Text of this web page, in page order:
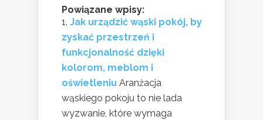
Powiązane wpisy:
Jak urządzić wąski pokój, by
zyskać przestrzeń i
funkcjonalność dzięki
kolorom, meblom i
oświetleniu Aranżacja
wąskiego pokoju to nie lada
wyzwanie, które wymaga